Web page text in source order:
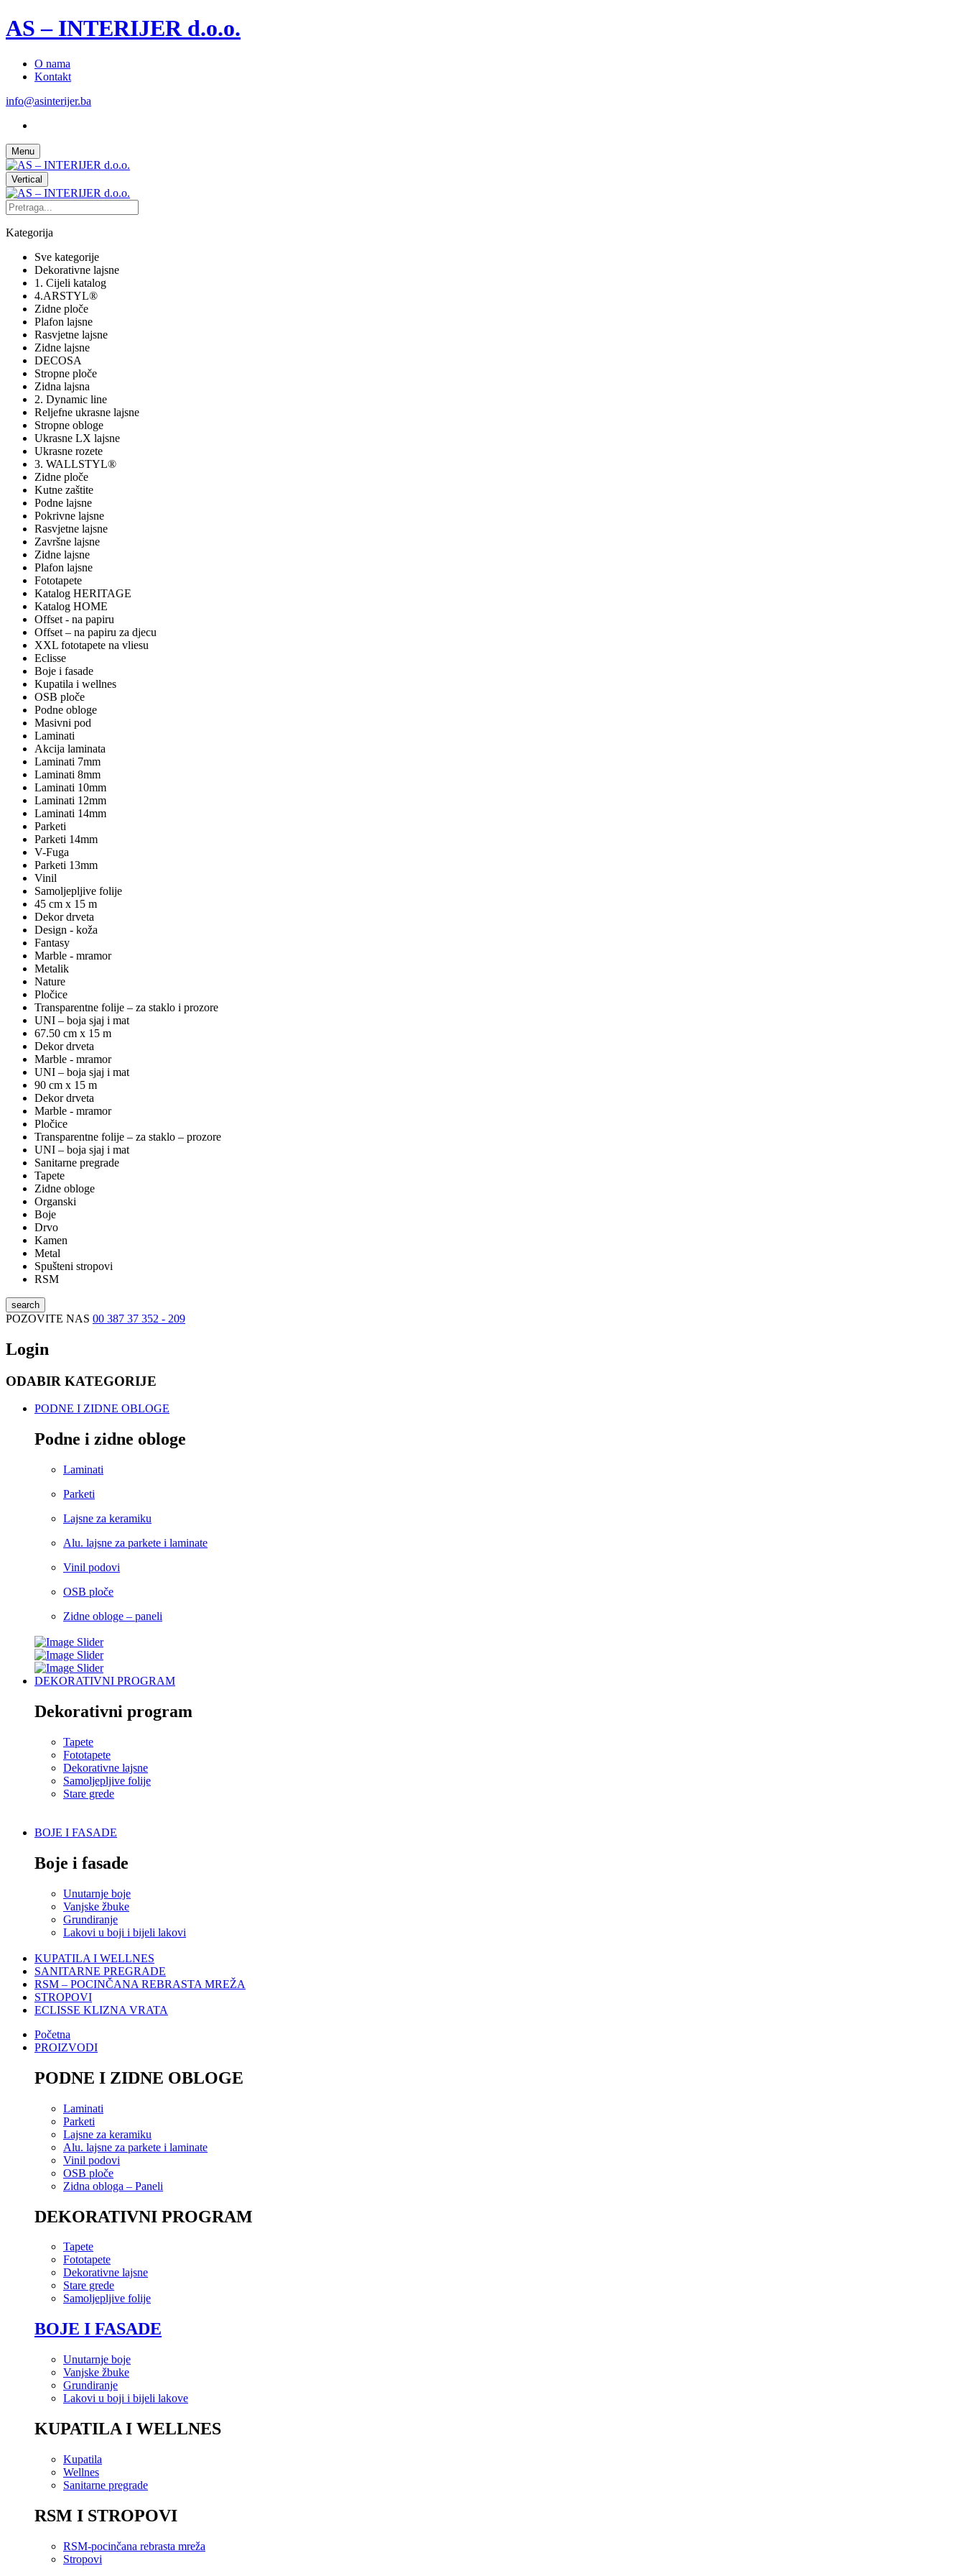
AS – INTERIJER d.o.o.
O nama
Kontakt
info@asinterijer.ba
Menu
Vertical
Kategorija
Sve kategorije
Dekorativne lajsne
1. Cijeli katalog
4.ARSTYL®
Zidne ploče
Plafon lajsne
Rasvjetne lajsne
Zidne lajsne
DECOSA
Stropne ploče
Zidna lajsna
2. Dynamic line
Reljefne ukrasne lajsne
Stropne obloge
Ukrasne LX lajsne
Ukrasne rozete
3. WALLSTYL®
Zidne ploče
Kutne zaštite
Podne lajsne
Pokrivne lajsne
Rasvjetne lajsne
Završne lajsne
Zidne lajsne
Plafon lajsne
Fototapete
Katalog HERITAGE
Katalog HOME
Offset - na papiru
Offset – na papiru za djecu
XXL fototapete na vliesu
Eclisse
Boje i fasade
Kupatila i wellnes
OSB ploče
Podne obloge
Masivni pod
Laminati
Akcija laminata
Laminati 7mm
Laminati 8mm
Laminati 10mm
Laminati 12mm
Laminati 14mm
Parketi
Parketi 14mm
V-Fuga
Parketi 13mm
Vinil
Samoljepljive folije
45 cm x 15 m
Dekor drveta
Design - koža
Fantasy
Marble - mramor
Metalik
Nature
Pločice
Transparentne folije – za staklo i prozore
UNI – boja sjaj i mat
67.50 cm x 15 m
Dekor drveta
Marble - mramor
UNI – boja sjaj i mat
90 cm x 15 m
Dekor drveta
Marble - mramor
Pločice
Transparentne folije – za staklo – prozore
UNI – boja sjaj i mat
Sanitarne pregrade
Tapete
Zidne obloge
Organski
Boje
Drvo
Kamen
Metal
Spušteni stropovi
RSM
search
POZOVITE NAS 00 387 37 352 - 209
Login
ODABIR KATEGORIJE
PODNE I ZIDNE OBLOGE
Podne i zidne obloge
Laminati
Parketi
Lajsne za keramiku
Alu. lajsne za parkete i laminate
Vinil podovi
OSB ploče
Zidne obloge – paneli
DEKORATIVNI PROGRAM
Dekorativni program
Tapete
Fototapete
Dekorativne lajsne
Samoljepljive folije
Stare grede
BOJE I FASADE
Boje i fasade
Unutarnje boje
Vanjske žbuke
Grundiranje
Lakovi u boji i bijeli lakovi
KUPATILA I WELLNES
SANITARNE PREGRADE
RSM – POCINČANA REBRASTA MREŽA
STROPOVI
ECLISSE KLIZNA VRATA
Početna
PROIZVODI
PODNE I ZIDNE OBLOGE
Laminati
Parketi
Lajsne za keramiku
Alu. lajsne za parkete i laminate
Vinil podovi
OSB ploče
Zidna obloga – Paneli
DEKORATIVNI PROGRAM
Tapete
Fototapete
Dekorativne lajsne
Stare grede
Samoljepljive folije
BOJE I FASADE
Unutarnje boje
Vanjske žbuke
Grundiranje
Lakovi u boji i bijeli lakove
KUPATILA I WELLNES
Kupatila
Wellnes
Sanitarne pregrade
RSM I STROPOVI
RSM-pocinčana rebrasta mreža
Stropovi